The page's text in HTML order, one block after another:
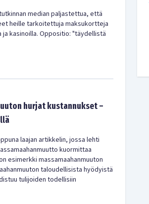
median paljastettua, että
heille tarkoitettuja maksukortteja
kasinoilla. Oppositio: "täydellistä
hurjat kustannukset –
laajan artikkelin, jossa lehti
kuormittaa
esimerkki massamaahanmuuton
taloudellisista hyödyistä
tulijoiden todellisiin